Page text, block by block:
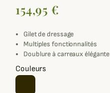
154,95 €
Gilet de dressage
Multiples fonctionnalités
Doublure à carreaux élégante
Couleurs